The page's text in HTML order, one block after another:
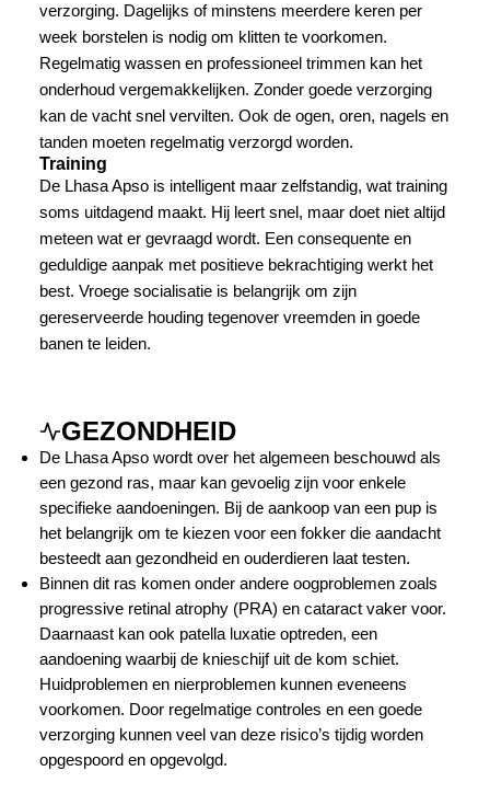
verzorging. Dagelijks of minstens meerdere keren per
week borstelen is nodig om klitten te voorkomen.
Regelmatig wassen en professioneel trimmen kan het
onderhoud vergemakkelijken. Zonder goede verzorging
kan de vacht snel vervilten. Ook de ogen, oren, nagels en
tanden moeten regelmatig verzorgd worden.
Training
De Lhasa Apso is intelligent maar zelfstandig, wat training
soms uitdagend maakt. Hij leert snel, maar doet niet altijd
meteen wat er gevraagd wordt. Een consequente en
geduldige aanpak met positieve bekrachtiging werkt het
best. Vroege socialisatie is belangrijk om zijn
gereserveerde houding tegenover vreemden in goede
banen te leiden.
GEZONDHEID
De Lhasa Apso wordt over het algemeen beschouwd als
een gezond ras, maar kan gevoelig zijn voor enkele
specifieke aandoeningen. Bij de aankoop van een pup is
het belangrijk om te kiezen voor een fokker die aandacht
besteedt aan gezondheid en ouderdieren laat testen.
Binnen dit ras komen onder andere oogproblemen zoals
progressive retinal atrophy (PRA) en cataract vaker voor.
Daarnaast kan ook patella luxatie optreden, een
aandoening waarbij de knieschijf uit de kom schiet.
Huidproblemen en nierproblemen kunnen eveneens
voorkomen. Door regelmatige controles en een goede
verzorging kunnen veel van deze risico’s tijdig worden
opgespoord en opgevolgd.